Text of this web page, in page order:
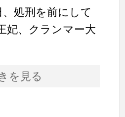
、処刑を前にして
妃、クランマー大
を見る